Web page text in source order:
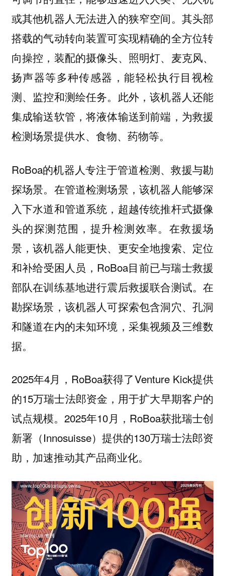
或其他机器人无法进入的狭窄空间。其头部
搭载的气动转向装置可实现精确的全方位转
向操控，装配的摄像头、照明灯、麦克风、
扬声器等多种传感器，能轻松执行目视检
测、监控和测绘任务。此外，该机器人还能
集成输送软管，将液体输送到前端，为救援
检测场景提供水、食物、药物等。
RoBoa的机器人专注于管道检测、救援与勘
探场景。在管道检测场景，该机器人能够深
入下水道和管道系统，超越传统推杆式摄像
头的探测范围，提升检测效率。在救援场
景，该机器人能更快、更安全地搜索、定位
和补给受困人员，RoBoa目前已与瑞士救援
部队在训练基地进行震后救援联合测试。在
勘探场景，该机器人可探索包含洞穴、孔洞
和隧道在内的未知环境，采集视频及三维数
据。
2025年4月，RoBoa获得了Venture Kick提供
的15万瑞士法郎资金，用于扩大早期客户的
试点规模。2025年10月，RoBoa获批瑞士创
新署（Innosuisse）提供的130万瑞士法郎资
助，加速推动其产品商业化。